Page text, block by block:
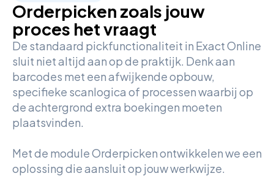
Orderpicken zoals jouw
proces het vraagt
De standaard pickfunctionaliteit in Exact Online
sluit niet altijd aan op de praktijk. Denk aan
barcodes met een afwijkende opbouw,
specifieke scanlogica of processen waarbij op
de achtergrond extra boekingen moeten
plaatsvinden.
Met de module Orderpicken ontwikkelen we een
oplossing die aansluit op jouw werkwijze.